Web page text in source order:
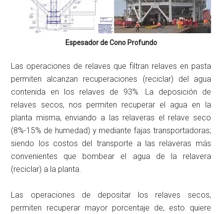
Espesador de Cono Profundo
Las operaciones de relaves que filtran relaves en pasta
permiten alcanzan recuperaciones (reciclar) del agua
contenida en los relaves de 93%. La deposición de
relaves secos, nos permiten recuperar el agua en la
planta misma, enviando a las relaveras el relave seco
(8%-15% de humedad) y mediante fajas transportadoras;
siendo los costos del transporte a las relaveras más
convenientes que bombear el agua de la relavera
(reciclar) a la planta.
Las operaciones de depositar los relaves secos,
permiten recuperar mayor porcentaje de, esto quiere